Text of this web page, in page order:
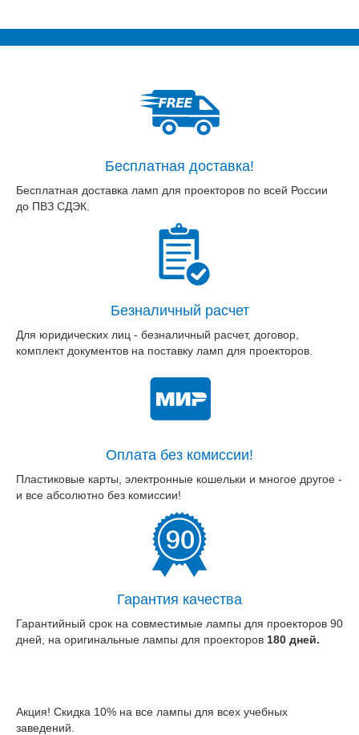
Бесплатная доставка!
Бесплатная доставка ламп для проекторов по всей России
до ПВЗ СДЭК.
Безналичный расчет
Для юридических лиц - безналичный расчет, договор,
комплект документов на поставку ламп для проекторов.
Оплата без комиссии!
Пластиковые карты, электронные кошельки и многое другое -
и все абсолютно без комиссии!
Гарантия качества
Гарантийный срок на совместимые лампы для проекторов 90
дней, на оригинальные лампы для проекторов 180 дней.
Акция! Скидка 10% на все лампы для всех учебных
заведений.